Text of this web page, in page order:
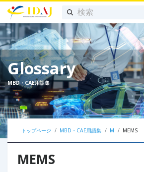
Glossary
MBD・CAE用語集
トップページ MBD・CAE用語集 M MEMS
MEMS